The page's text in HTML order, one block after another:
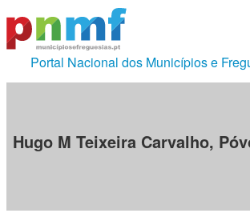
Portal Nacional dos Municípios e
Hugo M Teixeira Carvalho,